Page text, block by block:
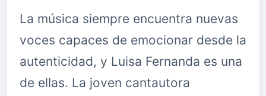
La música siempre encuentra nuevas
voces capaces de emocionar desde la
autenticidad, y Luisa Fernanda es una
de ellas. La joven cantautora